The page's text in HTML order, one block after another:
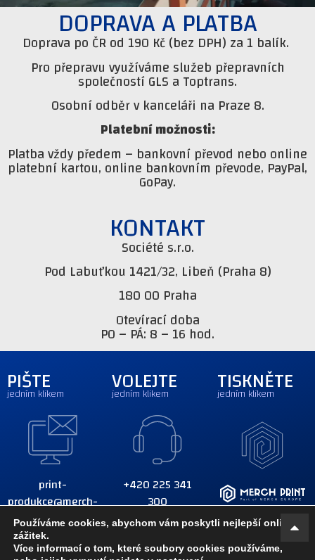
DOPRAVA A PLATBA
Doprava po ČR od 190 Kč (bez DPH) za 1 balík.
Pro přepravu využíváme služeb přepravních
společností GLS a Toptrans.
Osobní odběr v kanceláři na Praze 8.
Platební možnosti:
Platba vždy předem – bankovní převod nebo online
platební kartou, online bankovním převode, PayPal,
GoPay.
KONTAKT
Société s.r.o.
Pod Labuťkou 1421/32, Libeň (Praha 8)
180 00 Praha
Otevírací doba
PO – PÁ: 8 – 16 hod.
PIŠTE
jedním klikem
print-
produkce@merch-
print.eu
VOLEJTE
jedním klikem
+420 225 341
300
+420 777 137 726
TISKNĚTE
jedním klikem
Používáme cookies, abychom vám poskytli nejlepší online
zážitek.
Více informací o tom, které soubory cookies používáme,